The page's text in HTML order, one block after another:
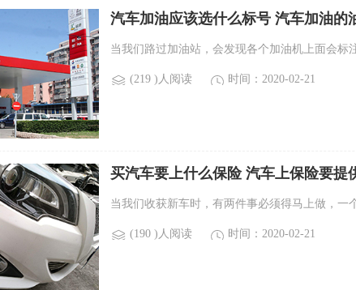
汽车加油应该选什么标号 汽车加油的
当我们路过加油站，会发现各个加油机上面会标
(219 )人阅读 时间：2020-02-21
买汽车要上什么保险 汽车上保险要提
当我们收获新车时，有两件事必须得马上做，一
(190 )人阅读 时间：2020-02-21